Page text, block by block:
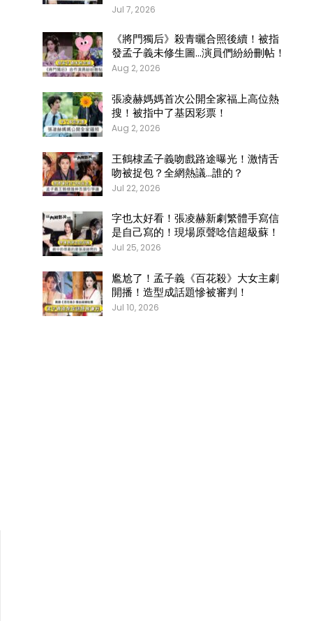
Jul 7, 2026
《將門獨后》殺青曬合照後續！被指
發孟子義未修生圖…演員們紛紛刪帖！
Aug 2, 2026
張凌赫媽媽首次公開全家福上高位熱
搜！被指中了基因彩票！
Aug 2, 2026
王鶴棣孟子義吻戲路途曝光！激情舌
吻被捉包？全網熱議…誰的？
Jul 22, 2026
字也太好看！張凌赫新劇繁體手寫信
是自己寫的！現場原聲唸信超級蘇！
Jul 25, 2026
尷尬了！孟子義《百花殺》大女主劇
開播！造型成話題慘被審判！
Jul 10, 2026